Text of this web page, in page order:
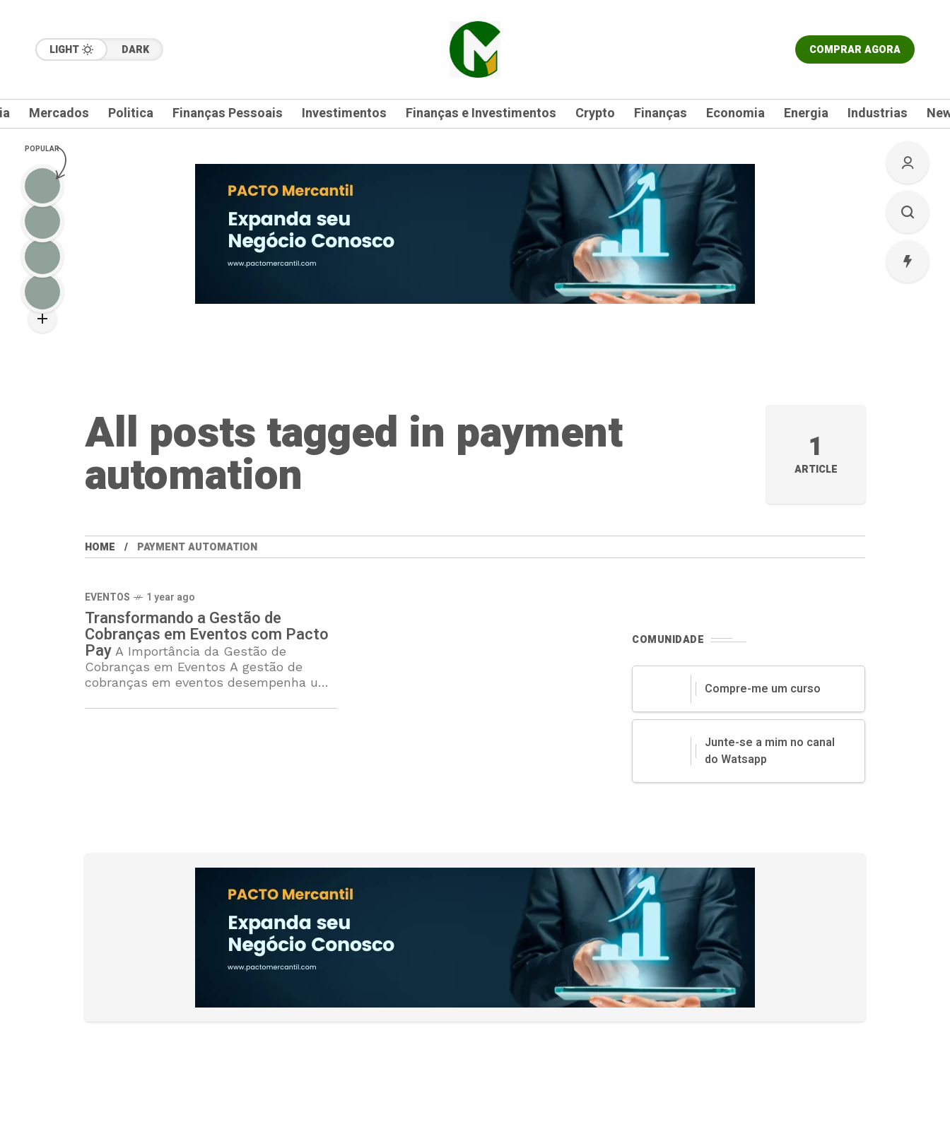
LIGHT DARK COMPRAR AGORA
Mercados Politica Finanças Pessoais Investimentos Finanças e Investimentos Crypto Finanças Economia Energia Industrias
All posts tagged in payment
automation 1
ARTICLE
HOME PAYMENT AUTOMATION
EVENTOS 1 year ago
Transformando a Gestão de
Cobranças em Eventos com Pacto
Pay A Importância da Gestão de
Cobranças em Eventos A gestão de
cobranças em eventos desempenha um
experiência oferecida aos participantes.
COMUNIDADE
Compre-me um curso
Junte-se a mim no canal
do Watsapp
POPULAR